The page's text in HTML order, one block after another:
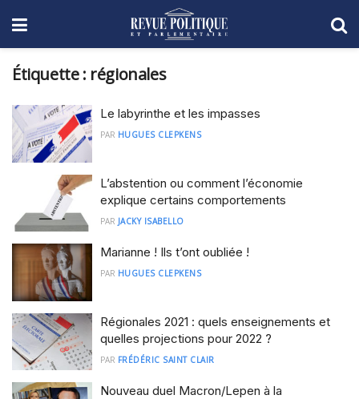
Étiquette : régionales
Le labyrinthe et les impasses
PAR HUGUES CLEPKENS
L’abstention ou comment l’économie
explique certains comportements
PAR JACKY ISABELLO
Marianne ! Ils t’ont oubliée !
PAR HUGUES CLEPKENS
Régionales 2021 : quels enseignements et
quelles projections pour 2022 ?
PAR FRÉDÉRIC SAINT CLAIR
Nouveau duel Macron/Lepen à la